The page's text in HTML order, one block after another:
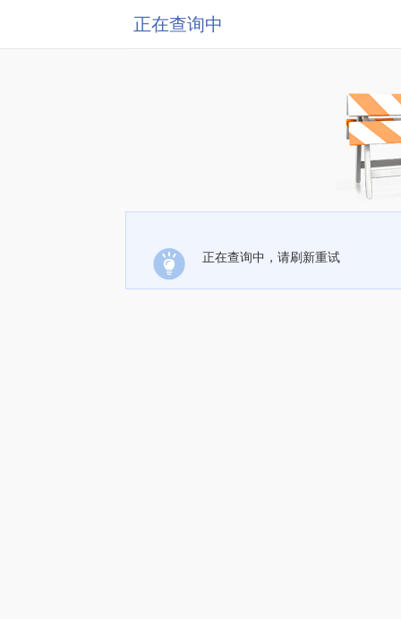
正在查询中
正在查询中，请刷新重试